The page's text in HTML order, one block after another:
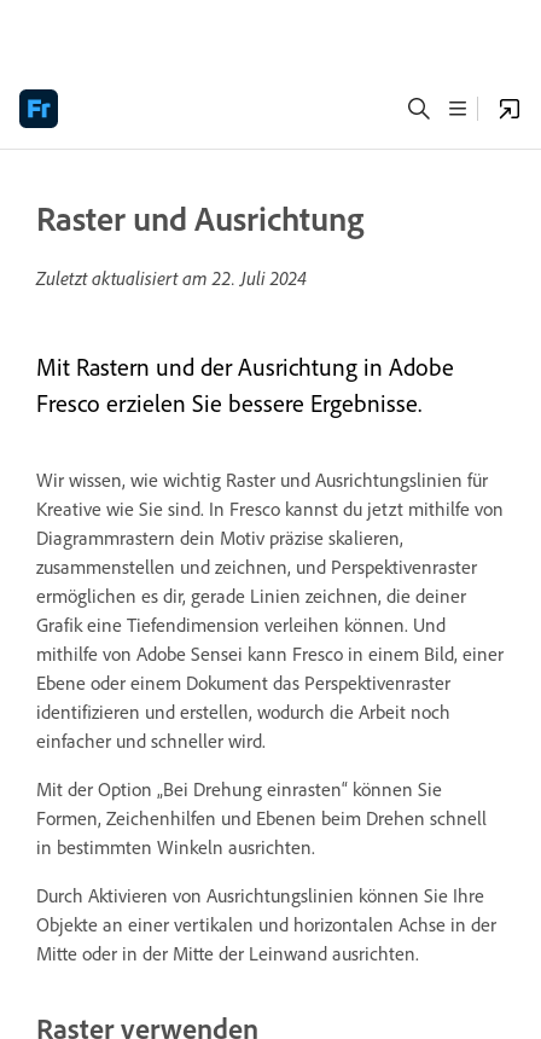
Raster und Ausrichtung
Zuletzt aktualisiert am22. Juli 2024
Mit Rastern und der Ausrichtung in Adobe
Fresco erzielen Sie bessere Ergebnisse.
Wir wissen, wie wichtig Raster und Ausrichtungslinien für
Kreative wie Sie sind. In Fresco kannst du jetzt mithilfe von
Diagrammrastern dein Motiv präzise skalieren,
zusammenstellen und zeichnen, und Perspektivenraster
ermöglichen es dir, gerade Linien zeichnen, die deiner
Grafik eine Tiefendimension verleihen können. Und
mithilfe von Adobe Sensei kann Fresco in einem Bild, einer
Ebene oder einem Dokument das Perspektivenraster
identifizieren und erstellen, wodurch die Arbeit noch
einfacher und schneller wird.
Mit der Option „Bei Drehung einrasten“ können Sie
Formen, Zeichenhilfen und Ebenen beim Drehen schnell
in bestimmten Winkeln ausrichten.
Durch Aktivieren von Ausrichtungslinien können Sie Ihre
Objekte an einer vertikalen und horizontalen Achse in der
Mitte oder in der Mitte der Leinwand ausrichten.
Raster verwenden